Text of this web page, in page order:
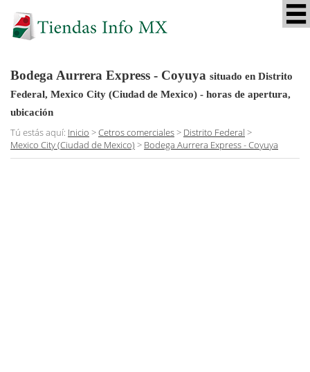
Bodega Aurrera Express - Coyuya situado en Distrito
Federal, Mexico City (Ciudad de Mexico) - horas de apertura,
ubicación
Tú estás aquí: Inicio >Cetros comerciales> Distrito Federal >
Mexico City (Ciudad de Mexico) > Bodega Aurrera Express - Coyuya